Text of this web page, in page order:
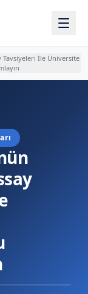
İle Üniversite